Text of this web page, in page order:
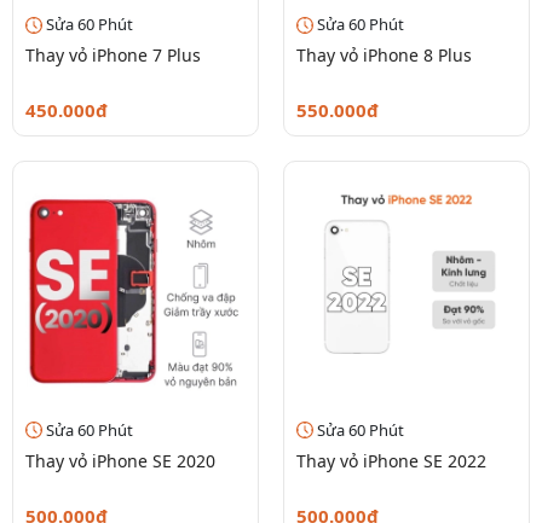
Sửa 60 Phút
Thay vỏ iPhone 7 Plus
450.000đ
Sửa 60 Phút
Thay vỏ iPhone 8 Plus
550.000đ
Sửa 60 Phút
Thay vỏ iPhone SE 2020
500.000đ
Sửa 60 Phút
Thay vỏ iPhone SE 2022
500.000đ